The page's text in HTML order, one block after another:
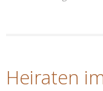
Heiraten